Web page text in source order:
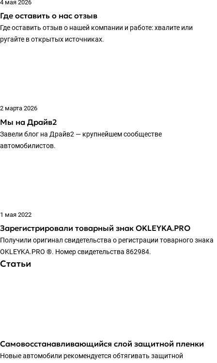
4 мая 2026
Где оставить о нас отзыв
Где оставить отзыв о нашей компании и работе: хвалите или
ругайте в открытых источниках.
2 марта 2026
Мы на Драйв2
Завели блог на Драйв2 — крупнейшем сообществе
автомобилистов.
1 мая 2022
Зарегистрировали товарный знак OKLEYKA.PRO
Получили оригинал свидетельства о регистрации товарного знака
OKLEYKA.PRO ®. Номер свидетельства 862984.
Статьи
Самовосстанавливающийся слой защитной пленки
Новые автомобили рекомендуется обтягивать защитной